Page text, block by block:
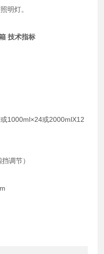
明灯。
技术指标
1000ml×24或2000mlX12
调节）